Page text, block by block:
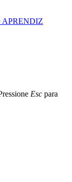
Esc para